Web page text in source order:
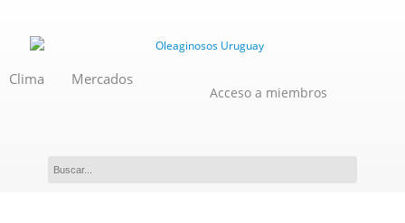
Clima Mercados
Acceso a miembros